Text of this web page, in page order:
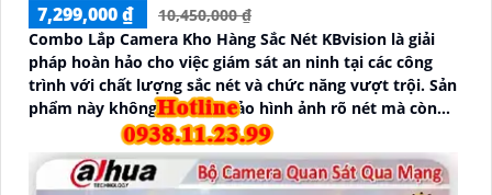
7,299,000 ₫
10,450,000 ₫
Combo Lắp Camera Kho Hàng Sắc Nét KBvision là giải
pháp hoàn hảo cho việc giám sát an ninh tại các công
trình với chất lượng sắc nét và chức năng vượt trội. Sản
phẩm này không chỉ đảm bảo hình ảnh rõ nét mà còn
tích hợp chức năng thu âm tiên nghi, hỗ trợ việc giám
sát một cách toàn diện và chính xác hơn